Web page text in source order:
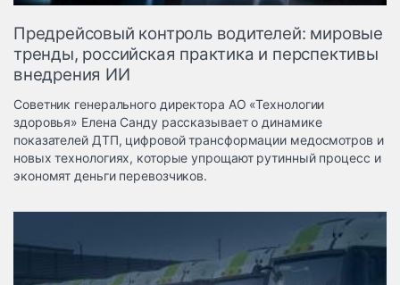
страхование
Таможня и ВЭД
терминалы
Коммерческий
транспорт
Спецтехника
Автосервис,
Топливо, масла и
автохимия
Дзен
Предрейсовый контроль водителей: мировые
тренды, российская практика и перспективы
внедрения ИИ
Советник генерального директора АО «Технологии
здоровья» Елена Санду рассказывает о динамике
показателей ДТП, цифровой трансформации медосмотров и
новых технологиях, которые упрощают рутинный процесс и
экономят деньги перевозчиков.